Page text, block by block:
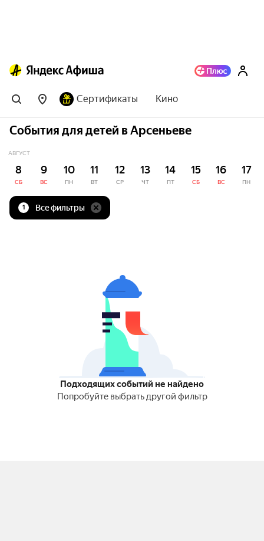
Сертификаты Кино
События для детей в Арсеньеве
АВГУСТ
8
СБ
9
ВС
10
ПН
11
ВТ
12
СР
13
ЧТ
14
ПТ
15
СБ
16
ВС
17
ПН
1 Все фильтры
Подходящих событий не найдено
Попробуйте выбрать другой фильтр